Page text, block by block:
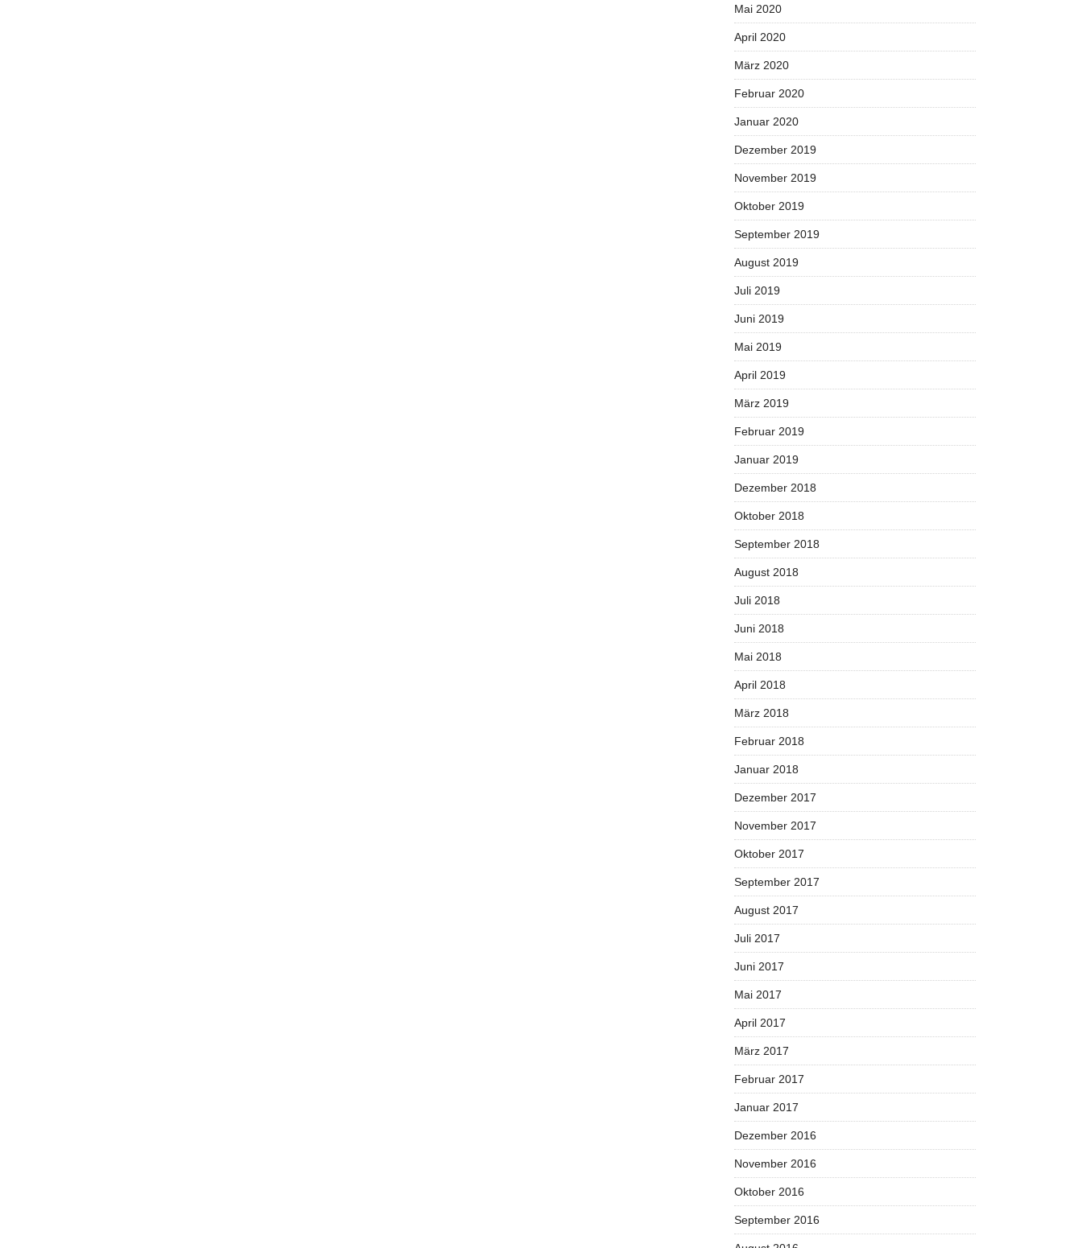
Mai 2020
April 2020
März 2020
Februar 2020
Januar 2020
Dezember 2019
November 2019
Oktober 2019
September 2019
August 2019
Juli 2019
Juni 2019
Mai 2019
April 2019
März 2019
Februar 2019
Januar 2019
Dezember 2018
Oktober 2018
September 2018
August 2018
Juli 2018
Juni 2018
Mai 2018
April 2018
März 2018
Februar 2018
Januar 2018
Dezember 2017
November 2017
Oktober 2017
September 2017
August 2017
Juli 2017
Juni 2017
Mai 2017
April 2017
März 2017
Februar 2017
Januar 2017
Dezember 2016
November 2016
Oktober 2016
September 2016